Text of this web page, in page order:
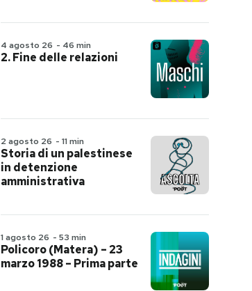
4 agosto 26 - 46 min
2. Fine delle relazioni
2 agosto 26 - 11 min
Storia di un palestinese
in detenzione
amministrativa
1 agosto 26 - 53 min
Policoro (Matera) – 23
marzo 1988 – Prima parte